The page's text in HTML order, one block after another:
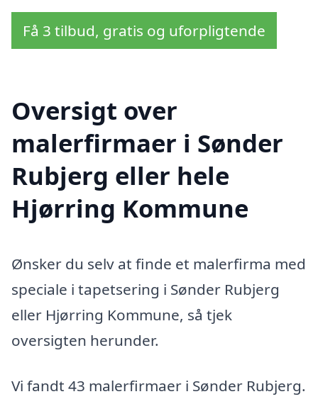
Få 3 tilbud, gratis og uforpligtende
Oversigt over
malerfirmaer i Sønder
Rubjerg eller hele
Hjørring Kommune
Ønsker du selv at finde et malerfirma med
speciale i tapetsering i Sønder Rubjerg
eller Hjørring Kommune, så tjek
oversigten herunder.
Vi fandt 43 malerfirmaer i Sønder Rubjerg.